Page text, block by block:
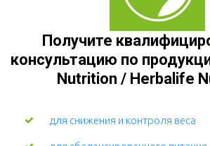
Получите
консультацию по
Nutrition / Herbalife
для снижения и контроля веса